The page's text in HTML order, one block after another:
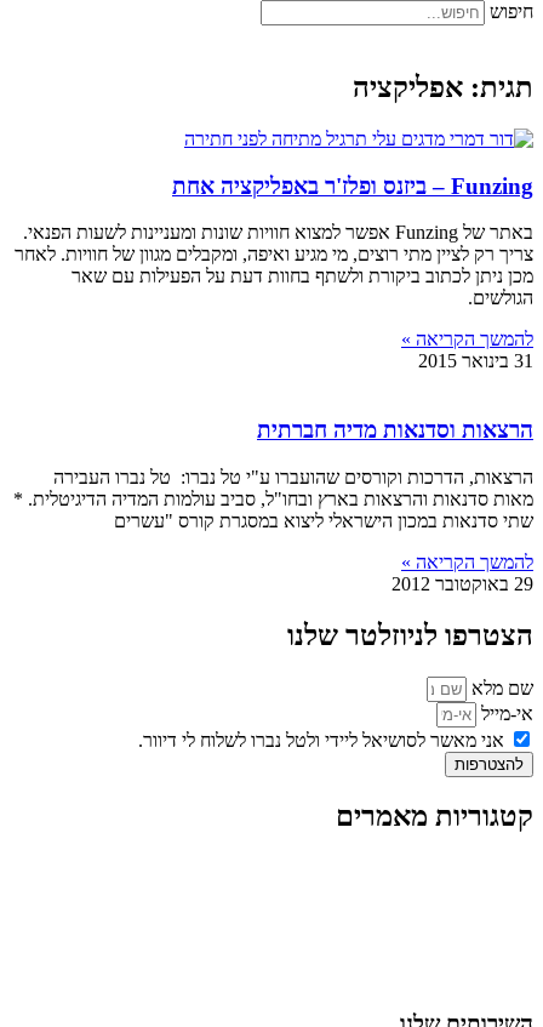
חיפוש
תגית: אפליקציה
Funzing – ביזנס ופלז'ר באפליקציה אחת
באתר של Funzing אפשר למצוא חוויות שונות ומעניינות לשעות הפנאי.
צריך רק לציין מתי רוצים, מי מגיע ואיפה, ומקבלים מגוון של חוויות. לאחר
מכן ניתן לכתוב ביקורת ולשתף בחוות דעת על הפעילות עם שאר
הגולשים.
להמשך הקריאה »
31 בינואר 2015
הרצאות וסדנאות מדיה חברתית
הרצאות, הדרכות וקורסים שהועברו ע"י טל נברו: טל נברו העבירה
מאות סדנאות והרצאות בארץ ובחו"ל, סביב עולמות המדיה הדיגיטלית. *
שתי סדנאות במכון הישראלי ליצוא במסגרת קורס "עשרים
להמשך הקריאה »
29 באוקטובר 2012
הצטרפו לניוזלטר שלנו
שם מלא
אי-מייל
אני מאשר לסושיאל ליידי ולטל נברו לשלוח לי דיוור.
להצטרפות
קטגוריות מאמרים